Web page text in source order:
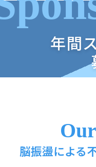
年間
脳振盪による